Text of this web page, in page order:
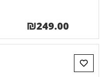
₪249.00